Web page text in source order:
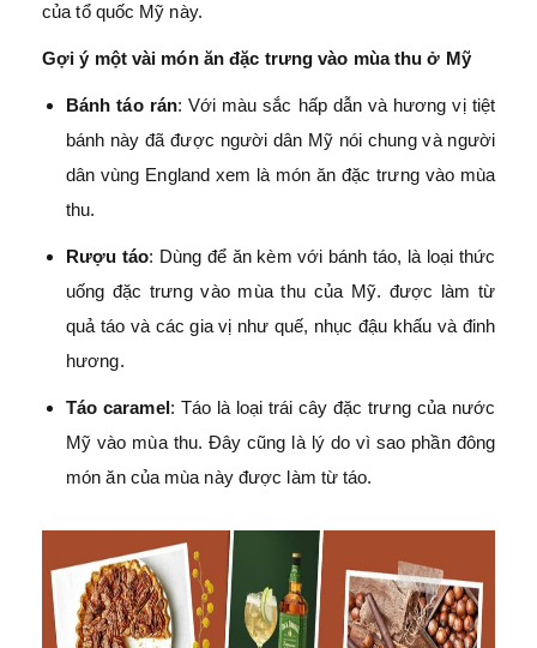
của tổ quốc Mỹ này.
Gợi ý một vài món ăn đặc trưng vào mùa thu ở Mỹ
Bánh táo rán: Với màu sắc hấp dẫn và hương vị tiệt
bánh này đã được người dân Mỹ nói chung và người
dân vùng England xem là món ăn đặc trưng vào mùa
thu.
Rượu táo: Dùng để ăn kèm với bánh táo, là loại thức
uống đặc trưng vào mùa thu của Mỹ. được làm từ
quả táo và các gia vị như quế, nhục đậu khấu và đinh
hương.
Táo caramel: Táo là loại trái cây đặc trưng của nước
Mỹ vào mùa thu. Đây cũng là lý do vì sao phần đông
món ăn của mùa này được làm từ táo.